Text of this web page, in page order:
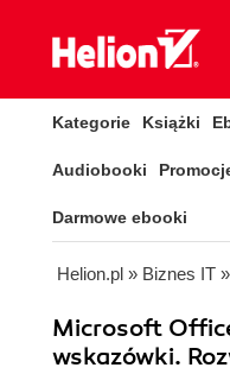
Kategorie Książki
Audiobooki
Darmowe ebooki
Helion.pl » Biznes IT »
Microsoft
wskazówki.